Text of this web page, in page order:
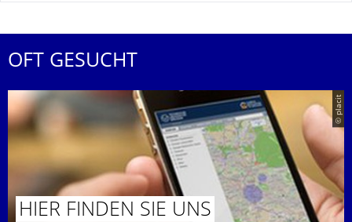
OFT GESUCHT
© placit
HIER FINDEN SIE UNS